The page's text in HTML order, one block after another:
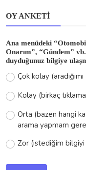
duyduğunuz bilgiye
Çok kolay
Kolay (birkaç
Orta (bazen hangi
arama yapmam
Zor (istediğim bilgiyi
Oy Ver